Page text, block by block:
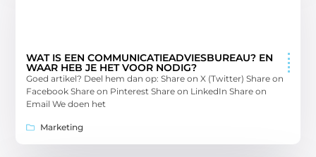
WAT IS EEN COMMUNICATIEADVIESBUREAU? EN
WAAR HEB JE HET VOOR NODIG?
Goed artikel? Deel hem dan op: Share on X (Twitter) Share on
Facebook Share on Pinterest Share on LinkedIn Share on
Email We doen het
Marketing